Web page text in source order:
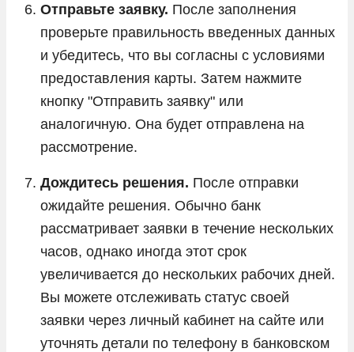
Отправьте заявку. После заполнения
проверьте правильность введенных данных
и убедитесь, что вы согласны с условиями
предоставления карты. Затем нажмите
кнопку "Отправить заявку" или
аналогичную. Она будет отправлена на
рассмотрение.
Дождитесь решения. После отправки
ожидайте решения. Обычно банк
рассматривает заявки в течение нескольких
часов, однако иногда этот срок
увеличивается до нескольких рабочих дней.
Вы можете отслеживать статус своей
заявки через личный кабинет на сайте или
уточнять детали по телефону в банковском